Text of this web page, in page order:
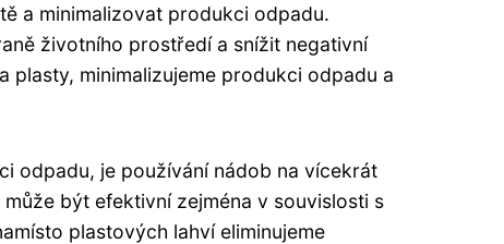
a minimalizovat produkci odpadu.
životního prostředí a snížit negativní
plasty, minimalizujeme produkci odpadu a
odpadu, je používání nádob na vícekrát
být efektivní zejména v souvislosti s
plastových lahví eliminujeme